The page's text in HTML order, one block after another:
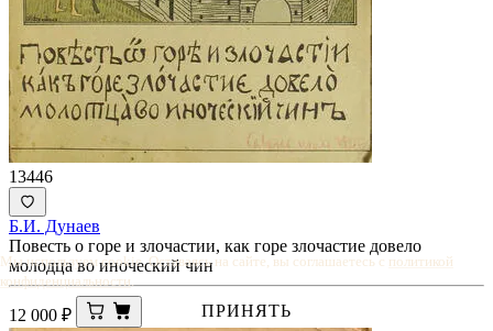
13446
Б.И. Дунаев
Повесть о горе и злочастии, как горе злочастие довело
молодца во иноческий чин
12 000 ₽
Мы используем cookie. Оставаясь на сайте, вы соглашаетесь с политикой
конфиденциальности.
ПРИНЯТЬ